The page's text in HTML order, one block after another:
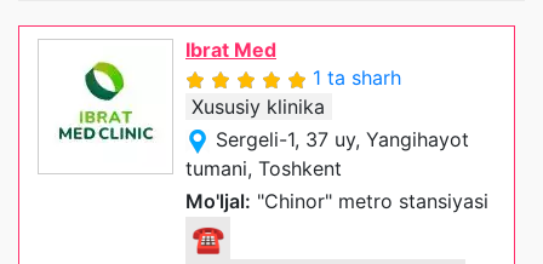
Ibrat Med
1 ta sharh
Xususiy klinika
Sergeli-1, 37 uy, Yangihayot
tumani, Toshkent
Mo'ljal: "Chinor" metro stansiyasi
☎